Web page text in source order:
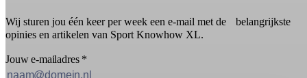
Wij sturen jou één keer per week een e-mail met de belangrijkste
opinies en artikelen van Sport Knowhow XL.
Jouw e-mailadres *